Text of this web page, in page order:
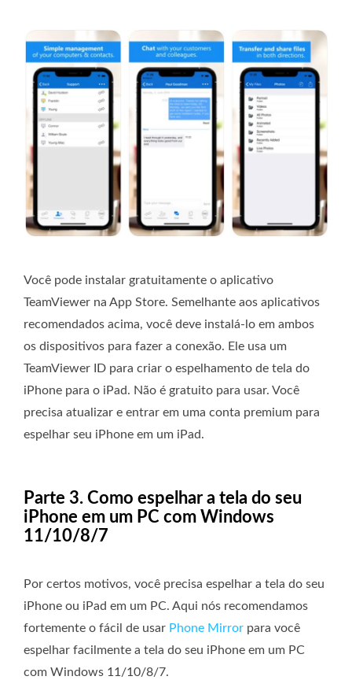
Você pode instalar gratuitamente o aplicativo
TeamViewer na App Store. Semelhante aos aplicativos
recomendados acima, você deve instalá-lo em ambos
os dispositivos para fazer a conexão. Ele usa um
TeamViewer ID para criar o espelhamento de tela do
iPhone para o iPad. Não é gratuito para usar. Você
precisa atualizar e entrar em uma conta premium para
espelhar seu iPhone em um iPad.
Parte 3. Como espelhar a tela do seu
iPhone em um PC com Windows
11/10/8/7
Por certos motivos, você precisa espelhar a tela do seu
iPhone ou iPad em um PC. Aqui nós recomendamos
fortemente o fácil de usar Phone Mirror para você
espelhar facilmente a tela do seu iPhone em um PC
com Windows 11/10/8/7.